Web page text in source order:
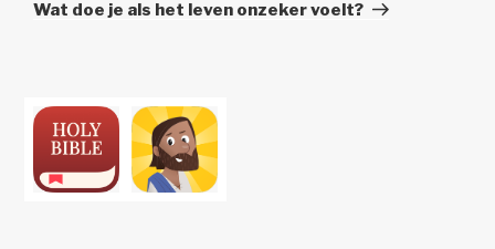
Wat doe je als het leven onzeker voelt?